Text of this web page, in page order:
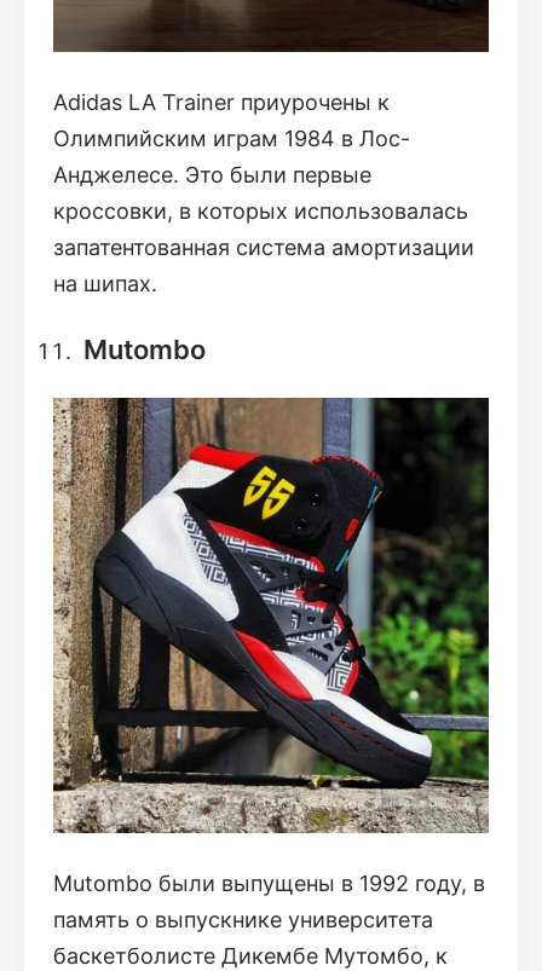
Adidas LA Trainer приурочены к
Олимпийским играм 1984 в Лос-
Анджелесе. Это были первые
кроссовки, в которых использовалась
запатентованная система амортизации
на шипах.
Mutombo
Mutombo были выпущены в 1992 году, в
память о выпускнике университета
баскетболисте Дикембе Мутомбо, к